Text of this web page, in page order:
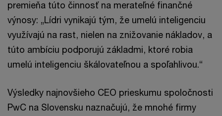
premieňa túto činnosť na merateľné finančné
výnosy: „Lídri vynikajú tým, že umelú inteligenciu
využívajú na rast, nielen na znižovanie nákladov, a
túto ambíciu podporujú základmi, ktoré robia
umelú inteligenciu škálovateľnou a spoľahlivou.“
Výsledky najnovšieho CEO prieskumu spoločnosti
PwC na Slovensku naznačujú, že mnohé firmy